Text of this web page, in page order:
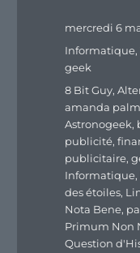
Publié
mercredi 6
Catégories
Informatique,
geek
Étiquettes
8 Bit Guy,
amanda
Astronogeek,
publicité,
publicitaire,
Informatique,
des étoiles,
Nota Bene,
Primum Non
Question